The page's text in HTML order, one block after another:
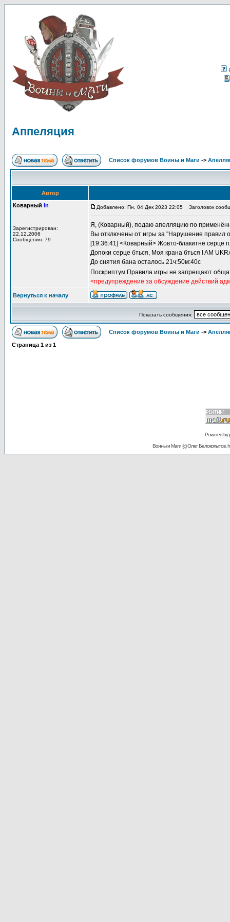
Аппеляция
Список форумов Воины и Маги ->
Автор
Коварный In
Зарегистрирован:
22.12.2006
Сообщения: 79
Добавлено: Пн, 04 Дек 2023 22:05 Заголовок
Я, (Коварный), подаю апелляцию по
Вы отключены от игры за "Нарушение правил
[19:36:41] <Коварный> Жовто-блакитне серце
Допоки серце бться, Моя крана бться I AM
До снятия бана осталось 21ч:50м:40с
Поскриптум Правила игры не запрещают
<предупреждение за обсуждение действий
Вернуться к началу
Показать сообщения:
Список форумов Воины и Маги ->
Страница 1 из 1
Powered by
Воины и Маги (c) Олег Белокопытов,